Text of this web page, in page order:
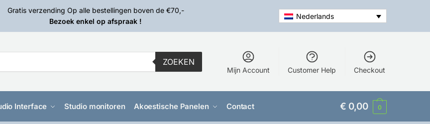
Gratis verzending Op alle bestellingen boven de €70,-
Bezoek enkel op afspraak !
Nederlands
ZOEKEN
Mijn Account Customer Help Checkout
Interface Studio monitoren Akoestische Panelen Contact € 0,00 0